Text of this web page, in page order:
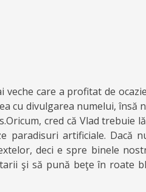
veche care a profitat de
cu divulgarea numelui, însă
cred că Vlad trebuie
paradisuri artificiale. Dacă
deci e spre binele
şi să pună beţe în roate